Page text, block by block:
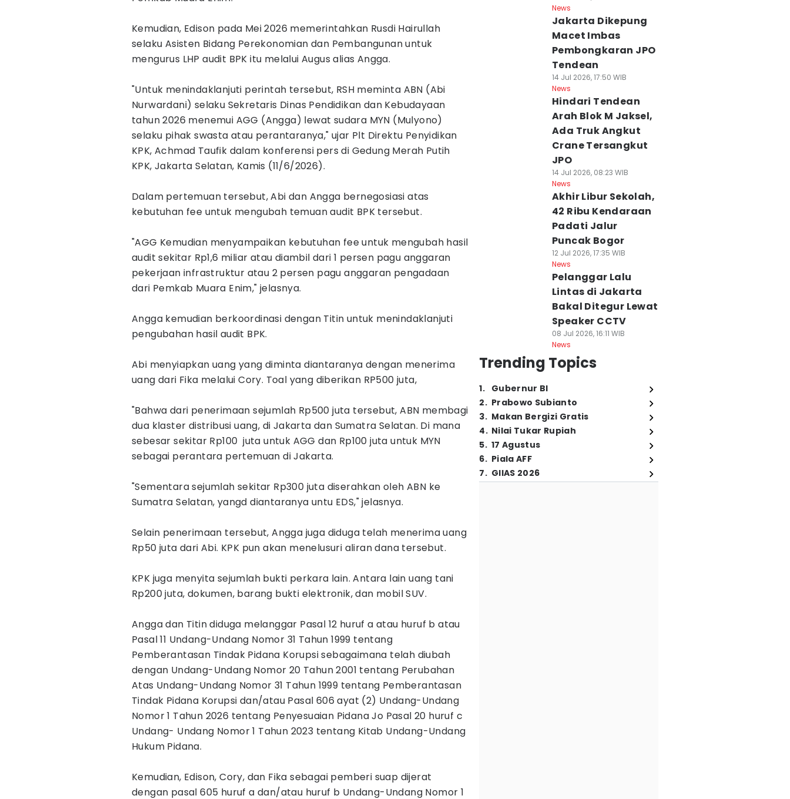
Kemudian, Edison pada Mei 2026 memerintahkan Rusdi Hairullah
selaku Asisten Bidang Perekonomian dan Pembangunan untuk
mengurus LHP audit BPK itu melalui Augus alias Angga.
"Untuk menindaklanjuti perintah tersebut, RSH meminta ABN (Abi
Nurwardani) selaku Sekretaris Dinas Pendidikan dan Kebudayaan
tahun 2026 menemui AGG (Angga) lewat sudara MYN (Mulyono)
selaku pihak swasta atau perantaranya," ujar Plt Direktu Penyidikan
KPK, Achmad Taufik dalam konferensi pers di Gedung Merah Putih
KPK, Jakarta Selatan, Kamis (11/6/2026).
Dalam pertemuan tersebut, Abi dan Angga bernegosiasi atas
kebutuhan fee untuk mengubah temuan audit BPK tersebut.
"AGG Kemudian menyampaikan kebutuhan fee untuk mengubah hasil
audit sekitar Rp1,6 miliar atau diambil dari 1 persen pagu anggaran
pekerjaan infrastruktur atau 2 persen pagu anggaran pengadaan
dari Pemkab Muara Enim," jelasnya.
Angga kemudian berkoordinasi dengan Titin untuk menindaklanjuti
pengubahan hasil audit BPK.
Abi menyiapkan uang yang diminta diantaranya dengan menerima
uang dari Fika melalui Cory. Toal yang diberikan RP500 juta,
"Bahwa dari penerimaan sejumlah Rp500 juta tersebut, ABN membagi
dua klaster distribusi uang, di Jakarta dan Sumatra Selatan. Di mana
sebesar sekitar Rp100 juta untuk AGG dan Rp100 juta untuk MYN
sebagai perantara pertemuan di Jakarta.
"Sementara sejumlah sekitar Rp300 juta diserahkan oleh ABN ke
Sumatra Selatan, yangd diantaranya untu EDS," jelasnya.
Selain penerimaan tersebut, Angga juga diduga telah menerima uang
Rp50 juta dari Abi. KPK pun akan menelusuri aliran dana tersebut.
KPK juga menyita sejumlah bukti perkara lain. Antara lain uang tani
Rp200 juta, dokumen, barang bukti elektronik, dan mobil SUV.
Angga dan Titin diduga melanggar Pasal 12 huruf a atau huruf b atau
Pasal 11 Undang-Undang Nomor 31 Tahun 1999 tentang
Pemberantasan Tindak Pidana Korupsi sebagaimana telah diubah
dengan Undang-Undang Nomor 20 Tahun 2001 tentang Perubahan
Atas Undang-Undang Nomor 31 Tahun 1999 tentang Pemberantasan
Tindak Pidana Korupsi dan/atau Pasal 606 ayat (2) Undang-Undang
Nomor 1 Tahun 2026 tentang Penyesuaian Pidana Jo Pasal 20 huruf c
Undang- Undang Nomor 1 Tahun 2023 tentang Kitab Undang-Undang
Hukum Pidana.
Kemudian, Edison, Cory, dan Fika sebagai pemberi suap dijerat
dengan pasal 605 huruf a dan/atau huruf b Undang-Undang Nomor 1
News
Jakarta Dikepung
Macet Imbas
Pembongkaran JPO
Tendean
14 Jul 2026, 17:50 WIB
News
Hindari Tendean
Arah Blok M Jaksel,
Ada Truk Angkut
Crane Tersangkut
JPO
14 Jul 2026, 08:23 WIB
News
Akhir Libur Sekolah,
42 Ribu Kendaraan
Padati Jalur
Puncak Bogor
12 Jul 2026, 17:35 WIB
News
Pelanggar Lalu
Lintas di Jakarta
Bakal Ditegur Lewat
Speaker CCTV
08 Jul 2026, 16:11 WIB
News
Trending Topics
1. Gubernur BI
2. Prabowo Subianto
3. Makan Bergizi Gratis
4. Nilai Tukar Rupiah
5. 17 Agustus
6. Piala AFF
7. GIIAS 2026